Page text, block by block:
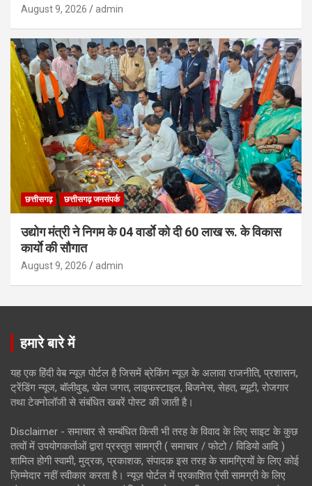
August 9, 2026 admin
छत्तीसगढ़ छत्तीसगढ़ जनसंपर्क
उद्योग मंत्री ने निगम के 04 वार्डाे को दी 60 लाख रू. के विकास
कार्याे की सौगात
August 9, 2026 admin
हमारे बारे में
यह एक हिंदी वेब न्यूज़ पोर्टल है जिसमें ब्रेकिंग न्यूज़ के अलावा राजनीति, प्रशासन,
ट्रेंडिंग न्यूज, बॉलीवुड, खेल जगत, लाइफस्टाइल, बिजनेस, सेहत, ब्यूटी, रोजगार
तथा टेक्नोलॉजी से संबंधित खबरें पोस्ट की जाती है।
Disclaimer - समाचार से सम्बंधित किसी भी तरह के विवाद के लिए साइट के कुछ
तत्वों में उपयोगकर्ताओं द्वारा प्रस्तुत सामग्री ( समाचार / फोटो / विडियो आदि )
शामिल होगी स्वामी, मुद्रक, प्रकाशक, संपादक इस तरह के सामग्रियों के लिए कोई
ज़िम्मेदार नहीं स्वीकार करता है। न्यूज़ पोर्टल में प्रकाशित ऐसी सामग्री के लिए